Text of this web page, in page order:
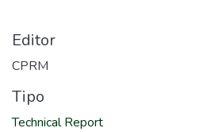
Editor
CPRM
Tipo
Technical Report